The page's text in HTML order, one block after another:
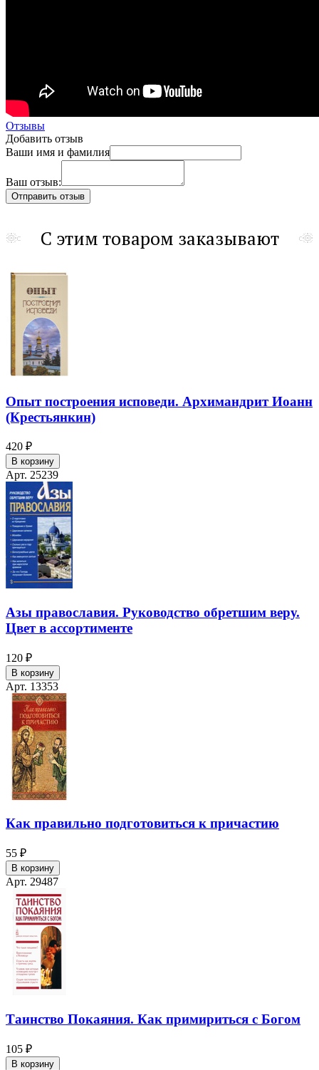
Отзывы
Добавить отзыв
Ваши имя и фамилия
Ваш отзыв:
С этим товаром заказывают
Опыт построения исповеди. Архимандрит Иоанн
(Крестьянкин)
420 ₽
В корзину
Арт. 25239
Азы православия. Руководство обретшим веру.
Цвет в ассортименте
120 ₽
В корзину
Арт. 13353
Как правильно подготовиться к причастию
55 ₽
В корзину
Арт. 29487
Таинство Покаяния. Как примириться с Богом
105 ₽
В корзину